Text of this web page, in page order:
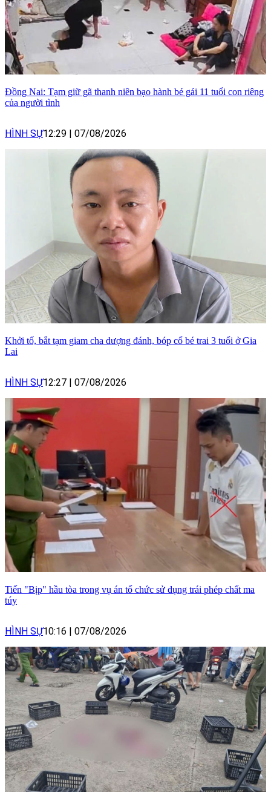
Đồng Nai: Tạm giữ gã thanh niên bạo hành bé gái 11 tuổi con riêng
của người tình
HÌNH SỰ12:29 | 07/08/2026
Khởi tố, bắt tạm giam cha dượng đánh, bóp cổ bé trai 3 tuổi ở Gia
Lai
HÌNH SỰ12:27 | 07/08/2026
Tiến "Bịp" hầu tòa trong vụ án tổ chức sử dụng trái phép chất ma
túy
HÌNH SỰ10:16 | 07/08/2026